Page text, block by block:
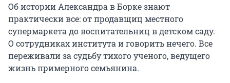
Об истории Александра в Борке знают
практически все: от продавщиц местного
супермаркета до воспитательниц в детском саду.
О сотрудниках института и говорить нечего. Все
переживали за судьбу тихого ученого, ведущего
жизнь примерного семьянина.